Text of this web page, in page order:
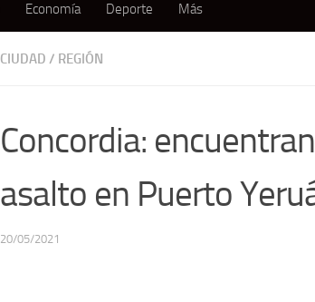
Economía Deporte Más
CIUDAD / REGIÓN
Concordia:
asalto en Puerto
20/05/2021